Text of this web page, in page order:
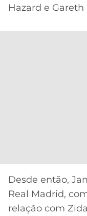
Hazard e Gareth
Desde então,
Real Madrid,
relação com